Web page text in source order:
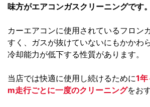
味方がエアコンガスクリーニングです。
カーエアコンに使用されているフロン
すく、ガスが抜けていないにもかかわ
冷却能力が低下する性質があります。
当店では快適に使用し続けるために1
m走行ごとに一度のクリーニングをお